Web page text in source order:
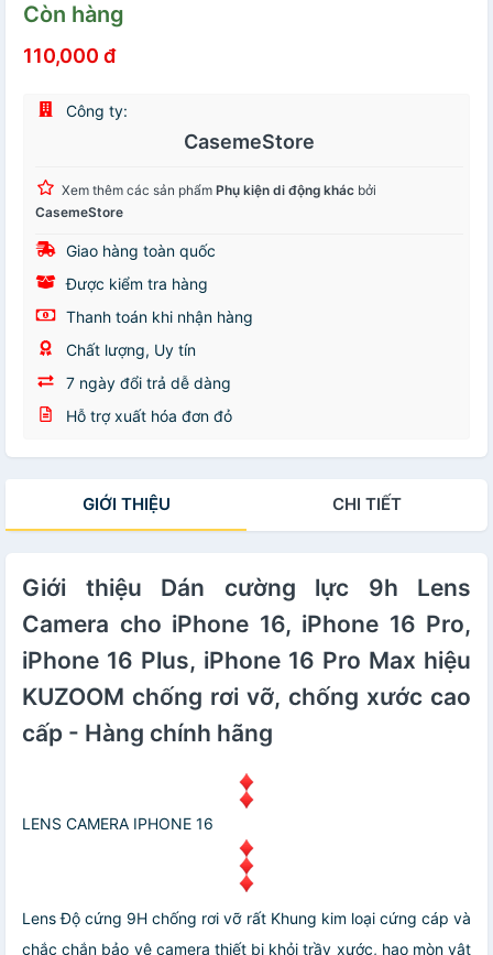
Còn hàng
110,000 đ
Công ty:
CasemeStore
Xem thêm các sản phẩm Phụ kiện di động khác bởi
CasemeStore
Giao hàng toàn quốc
Được kiểm tra hàng
Thanh toán khi nhận hàng
Chất lượng, Uy tín
7 ngày đổi trả dễ dàng
Hỗ trợ xuất hóa đơn đỏ
GIỚI THIỆU CHI TIẾT
Giới thiệu Dán cường lực 9h Lens
Camera cho iPhone 16, iPhone 16 Pro,
iPhone 16 Plus, iPhone 16 Pro Max hiệu
KUZOOM chống rơi vỡ, chống xước cao
cấp - Hàng chính hãng
LENS CAMERA IPHONE 16
LensĐộ cứng 9H chống rơi vỡ rất Khung kim loại cứng cáp và
chắc chắn bảo vệ camera thiết bị khỏi trầy xước, hao mòn vật